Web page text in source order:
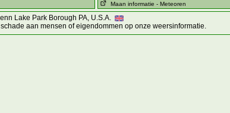
Maan informatie - Meteoren
Lake Park Borough PA, U.S.A.
aan mensen of eigendommen op onze weersinformatie.